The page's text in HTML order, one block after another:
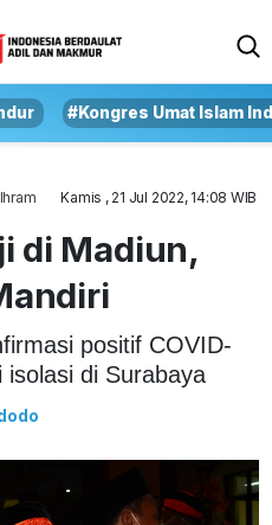
#Kongres Umat Islam
Kamis , 21 Jul 2022, 14:08 WIB
di Madiun,
positif COVID-
di Surabaya